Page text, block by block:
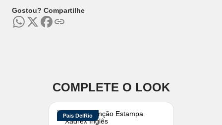
Gostou? Compartilhe
COMPLETE O LOOK
Pais DelRio